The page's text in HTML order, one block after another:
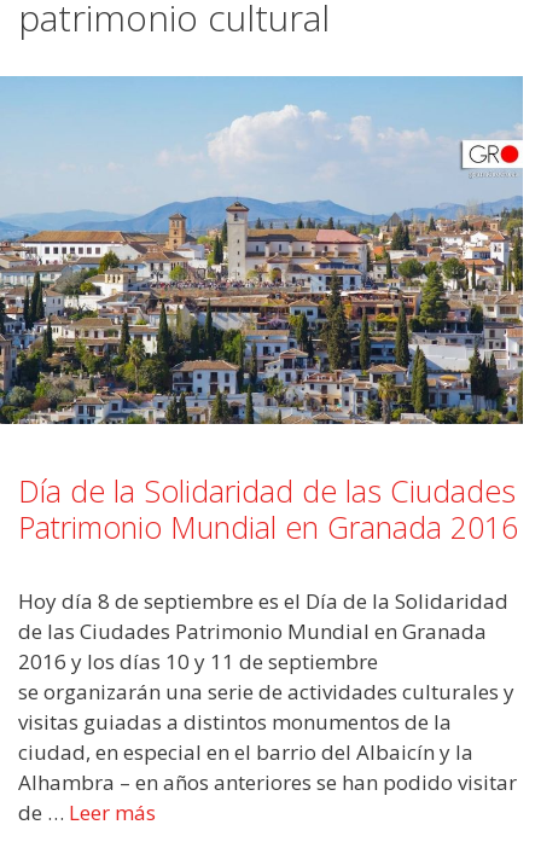
patrimonio cultural
Día de la Solidaridad de las Ciudades
Patrimonio Mundial en Granada 2016
Hoy día 8 de septiembre es el Día de la Solidaridad
de las Ciudades Patrimonio Mundial en Granada
2016 y los días 10 y 11 de septiembre
se organizarán una serie de actividades culturales y
visitas guiadas a distintos monumentos de la
ciudad, en especial en el barrio del Albaicín y la
Alhambra – en años anteriores se han podido visitar
de … Leer más